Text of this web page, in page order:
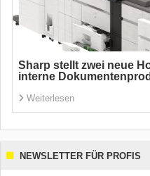
Sharp stellt zwei neue
interne
Weiterlesen
NEWSLETTER FÜR PROFIS